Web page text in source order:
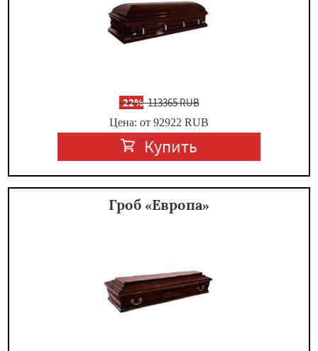
-22%113365 RUB
Цена: от 92922 RUB
Купить
Гроб «Европа»